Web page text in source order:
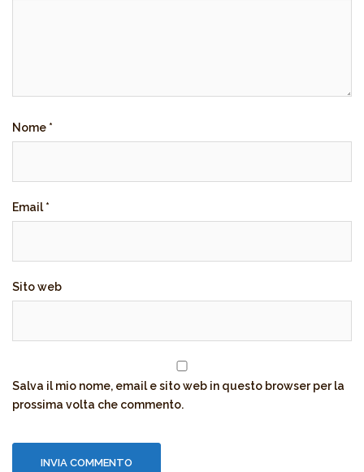
Nome *
Email*
Sito web
Salva il mio nome, email e sito web in questo browser per la
prossima volta che commento.